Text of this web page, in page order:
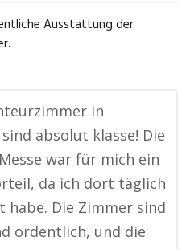
Ausstattung der
in
absolut klasse! Die
war für mich ein
da ich dort täglich
habe. Die Zimmer sind
ordentlich, und die